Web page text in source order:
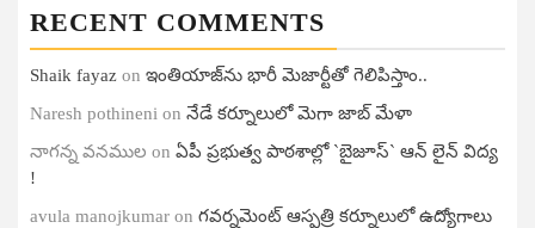
RECENT COMMENTS
Shaik fayaz on ఇంతియాజ్​ను భారీ మెజార్టీతో గెలిపిస్తాం..
Naresh pothineni on నేడే కర్నూలులో మెగా జాబ్ మేళా
నాగన్న వనముల on ఏపీ ప్ర‌భుత్వ పాఠ‌శాల్లో `బైజూస్` ఆన్ లైన్ విద్య
!
avula manojkumar on గ‌వ‌ర్న‌మెంట్ ఆస్ప‌త్రి క‌ర్నూలులో ఉద్యోగాలు